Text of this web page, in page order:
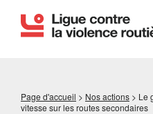
Page d'accueil > Nos actions > Le
vitesse sur les routes secondaires